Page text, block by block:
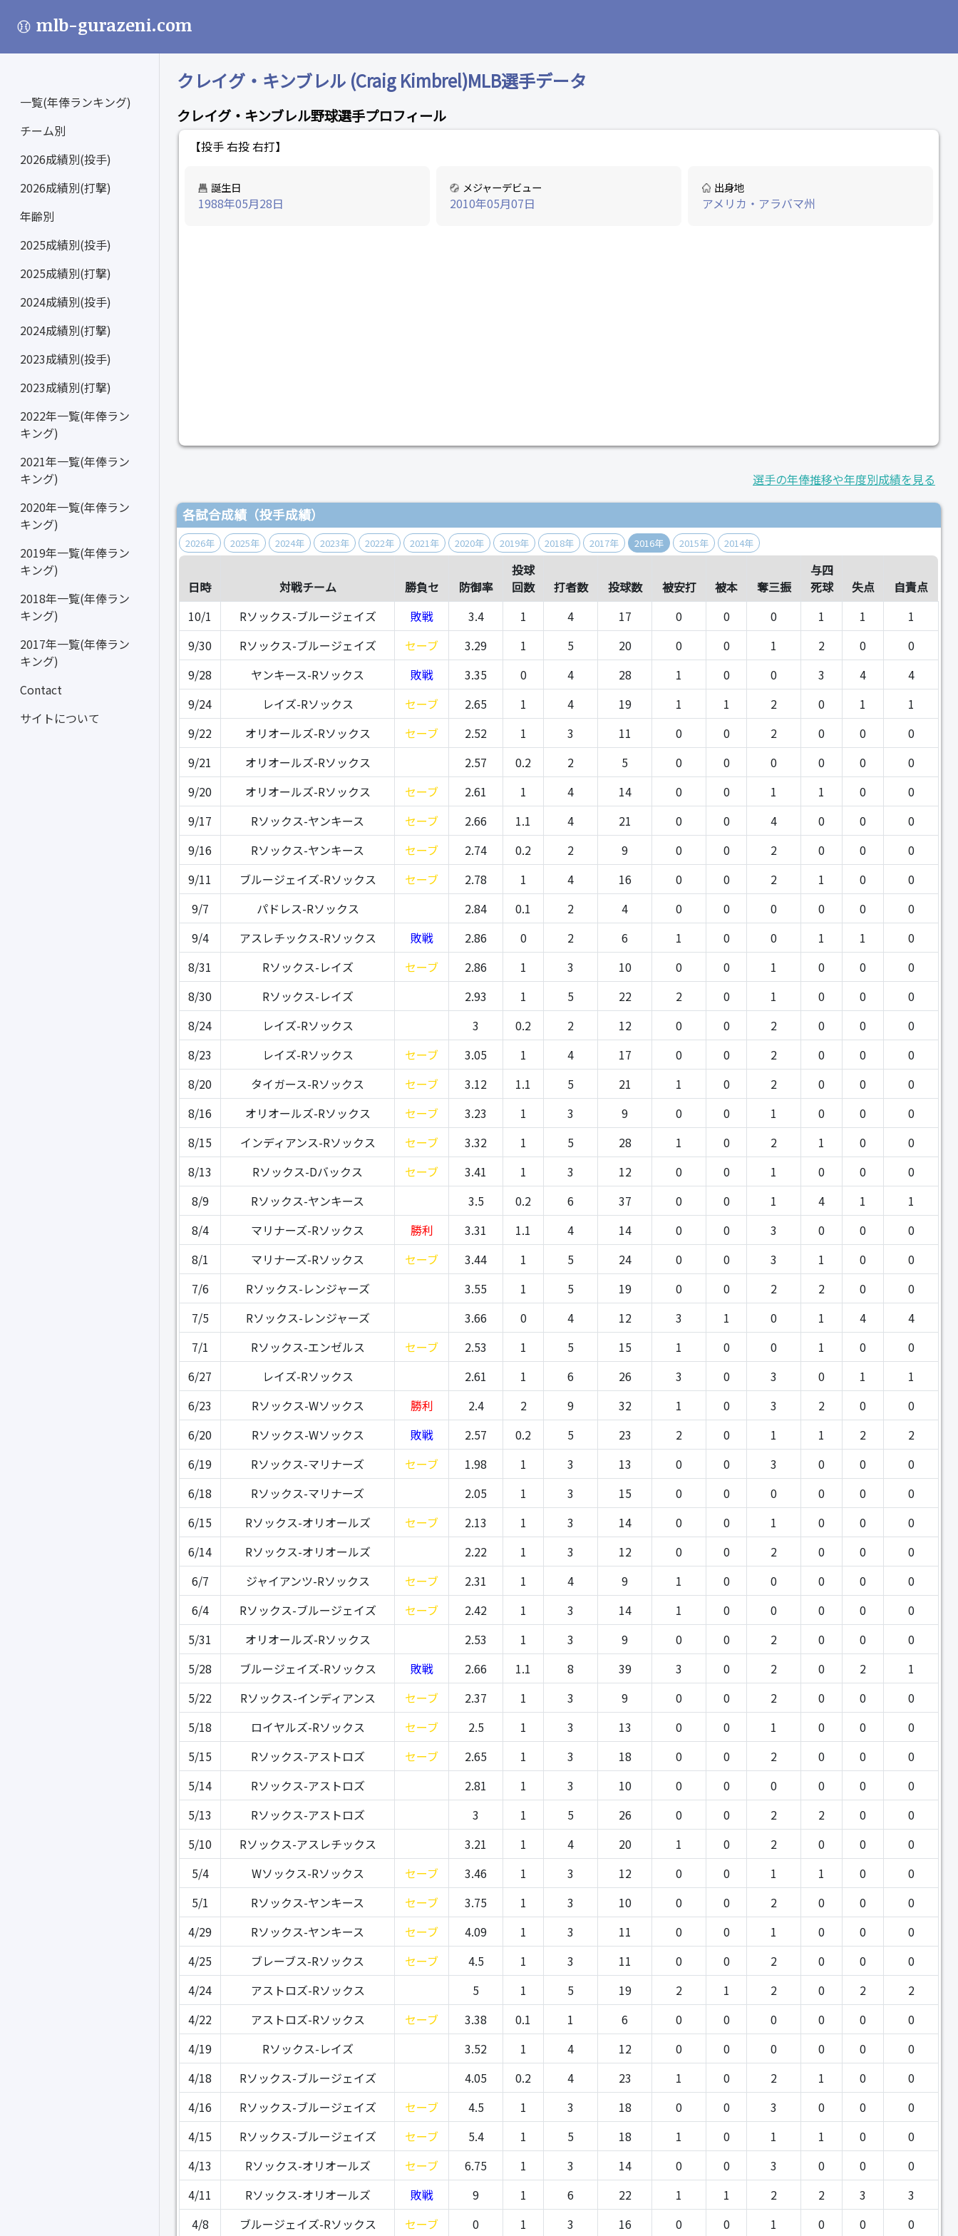
mlb-gurazeni.com
一覧(年俸ランキング)
チーム別
2026成績別(投手)
2026成績別(打撃)
年齢別
2025成績別(投手)
2025成績別(打撃)
2024成績別(投手)
2024成績別(打撃)
2023成績別(投手)
2023成績別(打撃)
2022年一覧(年俸ラン
キング)
2021年一覧(年俸ラン
キング)
2020年一覧(年俸ラン
キング)
2019年一覧(年俸ラン
キング)
2018年一覧(年俸ラン
キング)
2017年一覧(年俸ラン
キング)
Contact
サイトについて
クレイグ・キンブレル (Craig Kimbrel)MLB選手データ
クレイグ・キンブレル野球選手プロフィール
【投手 右投 右打】
誕生日
1988年05月28日
メジャーデビュー
2010年05月07日
出身地
アメリカ・アラバマ州
選手の年俸推移や年度別成績を見る
各試合成績（投手成績）
2026年 2025年 2024年 2023年 2022年 2021年 2020年 2019年 2018年 2017年 2016年 2015年 2014年
日時 対戦チーム 勝負セ 防御率
投球
回数
打者数 投球数 被安打 被本 奪三振
与四
死球
失点
自責点
10/1
Rソックス-ブルージェイズ 敗戦 3.4 1 4 17 0 0 0 1 1
1
9/30
Rソックス-ブルージェイズ セーブ 3.29 1 5 20 0 0 1 2 0
0
9/28
ヤンキース-Rソックス 敗戦 3.35 0 4 28 1 0 0 3 4
4
9/24
レイズ-Rソックス セーブ 2.65 1 4 19 1 1 2 0 1
1
9/22
オリオールズ-Rソックス セーブ 2.52 1 3 11 0 0 2 0 0
0
9/21
オリオールズ-Rソックス 2.57 0.2 2 5 0 0 0 0 0
0
9/20
オリオールズ-Rソックス セーブ 2.61 1 4 14 0 0 1 1 0
0
9/17
Rソックス-ヤンキース セーブ 2.66 1.1 4 21 0 0 4 0 0
0
9/16
Rソックス-ヤンキース セーブ 2.74 0.2 2 9 0 0 2 0 0
0
9/11
ブルージェイズ-Rソックス セーブ 2.78 1 4 16 0 0 2 1 0
0
9/7
パドレス-Rソックス 2.84 0.1 2 4 0 0 0 0 0
0
9/4
アスレチックス-Rソックス 敗戦 2.86 0 2 6 1 0 0 1 1
0
8/31
Rソックス-レイズ セーブ 2.86 1 3 10 0 0 1 0 0
0
8/30
Rソックス-レイズ 2.93 1 5 22 2 0 1 0 0
0
8/24
レイズ-Rソックス 3 0.2 2 12 0 0 2 0 0
0
8/23
レイズ-Rソックス セーブ 3.05 1 4 17 0 0 2 0 0
0
8/20
タイガース-Rソックス セーブ 3.12 1.1 5 21 1 0 2 0 0
0
8/16
オリオールズ-Rソックス セーブ 3.23 1 3 9 0 0 1 0 0
0
8/15
インディアンス-Rソックス セーブ 3.32 1 5 28 1 0 2 1 0
0
8/13
Rソックス-Dバックス セーブ 3.41 1 3 12 0 0 1 0 0
0
8/9
Rソックス-ヤンキース 3.5 0.2 6 37 0 0 1 4 1
1
8/4
マリナーズ-Rソックス 勝利 3.31 1.1 4 14 0 0 3 0 0
0
8/1
マリナーズ-Rソックス セーブ 3.44 1 5 24 0 0 3 1 0
0
7/6
Rソックス-レンジャーズ 3.55 1 5 19 0 0 2 2 0
0
7/5
Rソックス-レンジャーズ 3.66 0 4 12 3 1 0 1 4
4
7/1
Rソックス-エンゼルス セーブ 2.53 1 5 15 1 0 0 1 0
0
6/27
レイズ-Rソックス 2.61 1 6 26 3 0 3 0 1
1
6/23
Rソックス-Wソックス 勝利 2.4 2 9 32 1 0 3 2 0
0
6/20
Rソックス-Wソックス 敗戦 2.57 0.2 5 23 2 0 1 1 2
2
6/19
Rソックス-マリナーズ セーブ 1.98 1 3 13 0 0 3 0 0
0
6/18
Rソックス-マリナーズ 2.05 1 3 15 0 0 0 0 0
0
6/15
Rソックス-オリオールズ セーブ 2.13 1 3 14 0 0 1 0 0
0
6/14
Rソックス-オリオールズ 2.22 1 3 12 0 0 2 0 0
0
6/7
ジャイアンツ-Rソックス セーブ 2.31 1 4 9 1 0 0 0 0
0
6/4
Rソックス-ブルージェイズ セーブ 2.42 1 3 14 1 0 0 0 0
0
5/31
オリオールズ-Rソックス 2.53 1 3 9 0 0 2 0 0
0
5/28
ブルージェイズ-Rソックス 敗戦 2.66 1.1 8 39 3 0 2 0 2
1
5/22
Rソックス-インディアンス セーブ 2.37 1 3 9 0 0 2 0 0
0
5/18
ロイヤルズ-Rソックス セーブ 2.5 1 3 13 0 0 1 0 0
0
5/15
Rソックス-アストロズ セーブ 2.65 1 3 18 0 0 2 0 0
0
5/14
Rソックス-アストロズ 2.81 1 3 10 0 0 0 0 0
0
5/13
Rソックス-アストロズ 3 1 5 26 0 0 2 2 0
0
5/10
Rソックス-アスレチックス 3.21 1 4 20 1 0 2 0 0
0
5/4
Wソックス-Rソックス セーブ 3.46 1 3 12 0 0 1 1 0
0
5/1
Rソックス-ヤンキース セーブ 3.75 1 3 10 0 0 2 0 0
0
4/29
Rソックス-ヤンキース セーブ 4.09 1 3 11 0 0 1 0 0
0
4/25
ブレーブス-Rソックス セーブ 4.5 1 3 11 0 0 2 0 0
0
4/24
アストロズ-Rソックス 5 1 5 19 2 1 2 0 2
2
4/22
アストロズ-Rソックス セーブ 3.38 0.1 1 6 0 0 0 0 0
0
4/19
Rソックス-レイズ 3.52 1 4 12 0 0 0 0 0
0
4/18
Rソックス-ブルージェイズ 4.05 0.2 4 23 1 0 2 1 0
0
4/16
Rソックス-ブルージェイズ セーブ 4.5 1 3 18 0 0 3 0 0
0
4/15
Rソックス-ブルージェイズ セーブ 5.4 1 5 18 1 0 1 1 0
0
4/13
Rソックス-オリオールズ セーブ 6.75 1 3 14 0 0 3 0 0
0
4/11
Rソックス-オリオールズ 敗戦 9 1 6 22 1 1 2 2 3
3
4/8
ブルージェイズ-Rソックス セーブ 0 1 3 16 0 0 1 0 0 0